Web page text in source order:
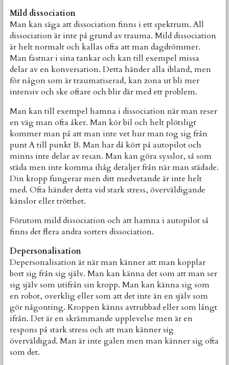
Mild dissociation
Man kan säga att dissociation finns i ett spektrum. All
dissociation är inte på grund av trauma. Mild dissociation
är helt normalt och kallas ofta att man dagdrömmer.
Man fastnar i sina tankar och kan till exempel missa
delar av en konversation. Detta händer alla ibland, men
för någon som är traumatiserad, kan zona ut bli mer
intensiv och ske oftare och blir där med ett problem.
Man kan till exempel hamna i dissociation när man reser
en väg man ofta åker. Man kör bil och helt plötsligt
kommer man på att man inte vet hur man tog sig från
punt A till punkt B. Man har då kört på autopilot och
minns inte delar av resan. Man kan göra sysslor, så som
städa men inte komma ihåg detaljer från när man städade.
Din kropp fungerar men ditt medvetande är inte helt
med. Ofta händer detta vid stark stress, överväldigande
känslor eller trötthet.
Förutom mild dissociation och att hamna i autopilot så
finns det flera andra sorters dissociation.
Depersonalisation
Depersonalisation är när man känner att man kopplar
bort sig från sig själv. Man kan känna det som att man ser
sig själv som utifrån sin kropp. Man kan känna sig som
en robot, overklig eller som att det inte än en själv som
gör någonting. Kroppen känns avtrubbad eller som långt
ifrån. Det är en skrämmande upplevelse men är en
respons på stark stress och att man känner sig
överväldigad. Man är inte galen men man känner sig ofta
som det.